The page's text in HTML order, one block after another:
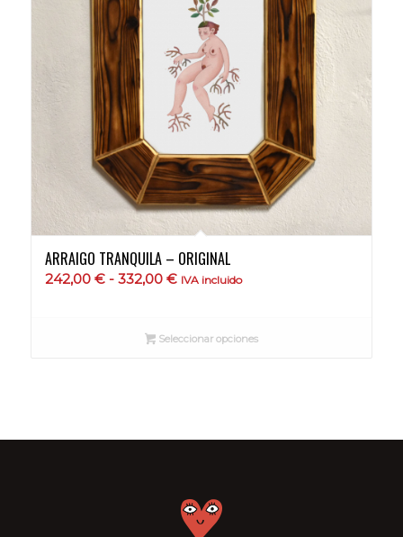
ARRAIGO TRANQUILA – ORIGINAL
242,00 € - 332,00 €Rango
desde
IVA incluido
Seleccionar opciones